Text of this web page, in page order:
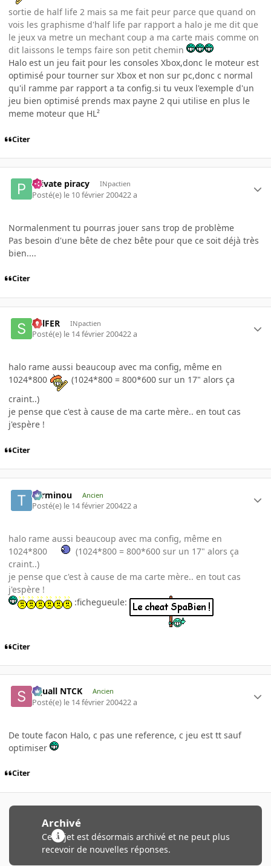
sortie de half life 2 mais sa me fait peur parce que quand on
vois les graphisme d'half life par rapport a halo je me dit que
le jeux va metre un mechant coup a ma carte mais comme on
dit laissons le temps faire son petit chemin
Halo est un jeu fait pour les consoles Xbox,donc le moteur est
optimisé pour tourner sur Xbox et non sur pc,donc c normal
qu'il ramme par rapport a ta config.si tu veux l'exemple d'un
jeu bien optimisé prends max payne 2 qui utilise en plus le
meme moteur que HL²
Citer
Private piracy INpactien
Posté(e) le 10 février 200422 a
Normalenment tu pourras jouer sans trop de problème
Pas besoin d'une bête de chez bête pour que ce soit déjà très
bien....
Citer
SulFER INpactien
Posté(e) le 14 février 200422 a
halo rame aussi beaucoup avec ma config, même en
1024*800
(1024*800 = 800*600 sur un 17" alors ça
craint..)
je pense que c'est à cause de ma carte mère.. en tout cas
j'espère !
Citer
Terminou Ancien
Posté(e) le 14 février 200422 a
halo rame aussi beaucoup avec ma config, même en
1024*800
(1024*800 = 800*600 sur un 17" alors ça
craint..)
je pense que c'est à cause de ma carte mère.. en tout cas
j'espère !
:fichegueule:
Citer
Squall NTCK Ancien
Posté(e) le 14 février 200422 a
De toute facon Halo, c pas une reference, c jeu est tt sauf
optimiser
Citer
Archivé
Ce sujet est désormais archivé et ne peut plus
recevoir de nouvelles réponses.